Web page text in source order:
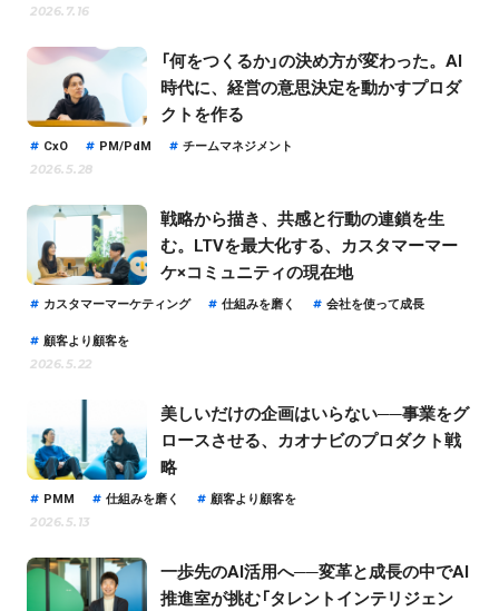
2026.7.16
「何をつくるか」の決め方が変わった。AI
時代に、経営の意思決定を動かすプロダ
クトを作る
CxO PM/PdM
チームマネジメント
2026.5.28
戦略から描き、共感と行動の連鎖を生
む。LTVを最大化する、カスタマーマー
ケ×コミュニティの現在地
カスタマーマーケティング 仕組みを磨く
会社を使って成長
顧客より顧客を
2026.5.22
美しいだけの企画はいらない──事業をグ
ロースさせる、カオナビのプロダクト戦
略
PMM 仕組みを磨く
顧客より顧客を
2026.5.13
一歩先のAI活用へ──変革と成長の中でAI
推進室が挑む「タレントインテリジェン